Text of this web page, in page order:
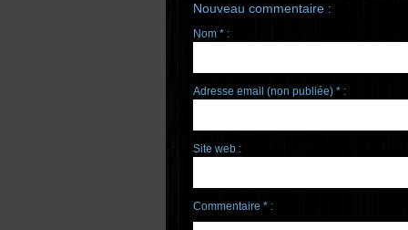
Nouveau commentaire :
Nom * :
Adresse email (non publiée) * :
Site web :
Commentaire * :